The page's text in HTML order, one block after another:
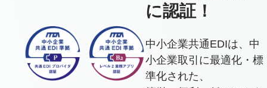
に認証！
中小企業共通EDIは、中
小企業取引に最適化・標
準化された、